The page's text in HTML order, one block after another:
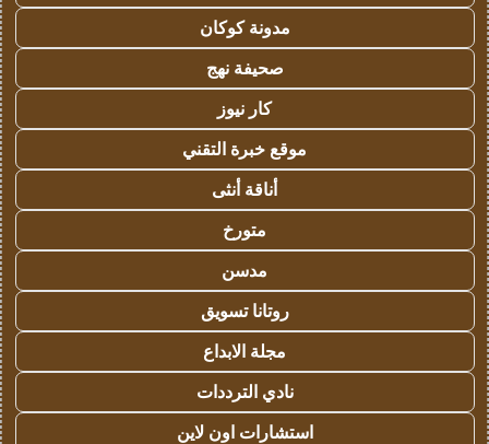
مدونة كوكان
صحيفة نهج
كار نيوز
موقع خبرة التقني
أناقة أنثى
متورخ
مدسن
روتانا تسويق
مجلة الابداع
نادي الترددات
استشارات اون لاين